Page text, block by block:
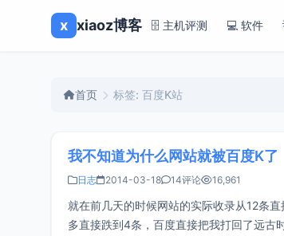
x xiaoz博客 🗄️ 主机评测 💻 软件
首页 标签: 百度K站
我不知道为什么网站就被百度K了
日志 2014-03-18 14评论 16,961
就在前几天的时候网站的实际收录从12条
多直接跌到4条，百度直接把我打回了远古